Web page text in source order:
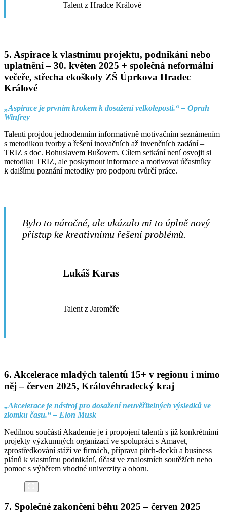
Talent z Hradce Králové
5. Aspirace k vlastnímu projektu, podnikání nebo
uplatnění – 30. květen 2025 + společná neformální
večeře, střecha ekoškoly ZŠ Úprkova Hradec
Králové
„Aspirace je prvním krokem k dosažení velkoleposti.“ – Oprah
Winfrey
Talenti projdou jednodenním informativně motivačním seznámením
s metodikou tvorby a řešení inovačních až invenčních zadání –
TRIZ s doc. Bohuslavem Bušovem. Cílem setkání není osvojit si
metodiku TRIZ, ale poskytnout informace a motivovat účastníky
k dalšímu poznání metodiky pro podporu tvůrčí práce.
Bylo to náročné, ale ukázalo mi to úplně nový
přístup ke kreativnímu řešení problémů.
Lukáš Karas
Talent z Jaroměře
6. Akcelerace mladých talentů 15+ v regionu i mimo
něj – červen 2025, Královéhradecký kraj
„Akcelerace je nástroj pro dosažení neuvěřitelných výsledků ve
zlomku času.“ – Elon Musk
Nedílnou součástí Akademie je i propojení talentů s již konkrétními
projekty výzkumných organizací ve spolupráci s Amavet,
zprostředkování stáží ve firmách, příprava pitch-decků a business
plánů k vlastnímu podnikání, účast ve znalostních soutěžích nebo
pomoc s výběrem vhodné univerzity a oboru.
7. Společné zakončení běhu 2025 – červen 2025